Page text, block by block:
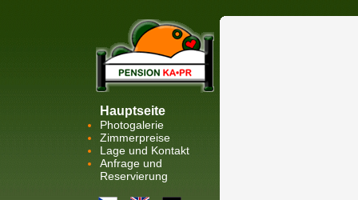
Hauptseite
Photogalerie
Zimmerpreise
Lage und Kontakt
Anfrage und
Reservierung